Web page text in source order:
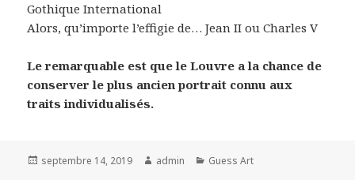
Gothique International
Alors, qu’importe l’effigie de… Jean II ou Charles V
Le remarquable est que le Louvre a la chance de
conserver le plus ancien portrait connu aux
traits individualisés.
Posted
septembre 14, 2019 Author
admin Categories
Guess Art